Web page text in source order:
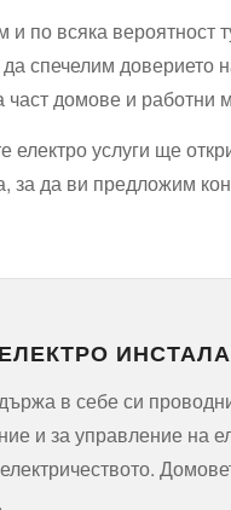
по всяка вероятност
спечелим доверието
част домове и работни
електро услуги ще
за да ви предложим
в себе си
и за управление на